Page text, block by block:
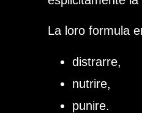
La loro formula
distrarre,
nutrire,
punire.